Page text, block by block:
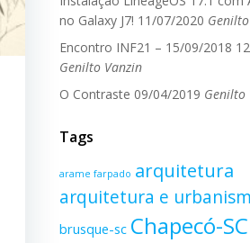
no Galaxy J7! 11/07/2020
Encontro INF21 – 15/09/2018
Genilto Vanzin
O Contraste 09/04/2019 Genilto
Tags
arame farpado arquitetura
arquitetura e
brusque-sc Chapecó-SC